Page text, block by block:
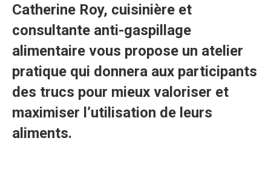
Catherine Roy, cuisinière et
consultante anti-gaspillage
alimentaire vous propose un atelier
pratique qui donnera aux participants
des trucs pour mieux valoriser et
maximiser l’utilisation de leurs
aliments.